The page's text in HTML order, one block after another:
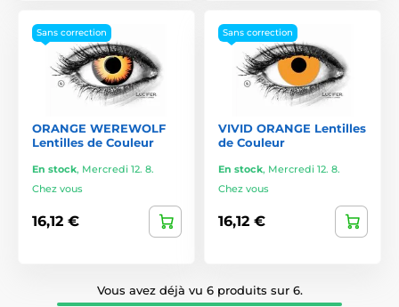
Sans correction
ORANGE WEREWOLF
Lentilles de Couleur
En stock, Mercredi 12. 8.
Chez vous
16,12 €
Sans correction
VIVID ORANGE Lentilles
de Couleur
En stock, Mercredi 12. 8.
Chez vous
16,12 €
Vous avez déjà vu 6 produits sur 6.